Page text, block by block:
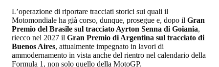
L’operazione di riportare tracciati storici sui quali il
Motomondiale ha già corso, dunque, prosegue e, dopo il Gran
Premio del Brasile sul tracciato Ayrton Senna di Goiania,
riecco nel 2027 il Gran Premio di Argentina sul tracciato di
Buenos Aires, attualmente impegnato in lavori di
ammodernamento in vista anche del rientro nel calendario della
Formula 1, non solo quello della MotoGP.